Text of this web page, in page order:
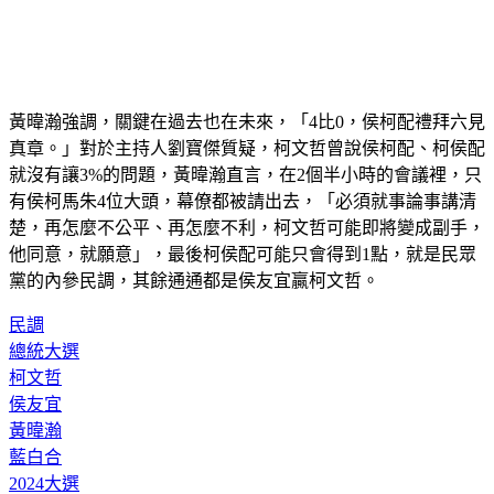
真章。」對於主持人劉寶傑質疑，柯文哲曾說侯柯配、柯侯配
就沒有讓3%的問題，黃暐瀚直言，在2個半小時的會議裡，只
有侯柯馬朱4位大頭，幕僚都被請出去，「必須就事論事講清
楚，再怎麼不公平、再怎麼不利，柯文哲可能即將變成副手，
他同意，就願意」，最後柯侯配可能只會得到1點，就是民眾
黨的內參民調，其餘通通都是侯友宜贏柯文哲。
總統大選
柯文哲
侯友宜
黃暐瀚
藍白合
2024大選